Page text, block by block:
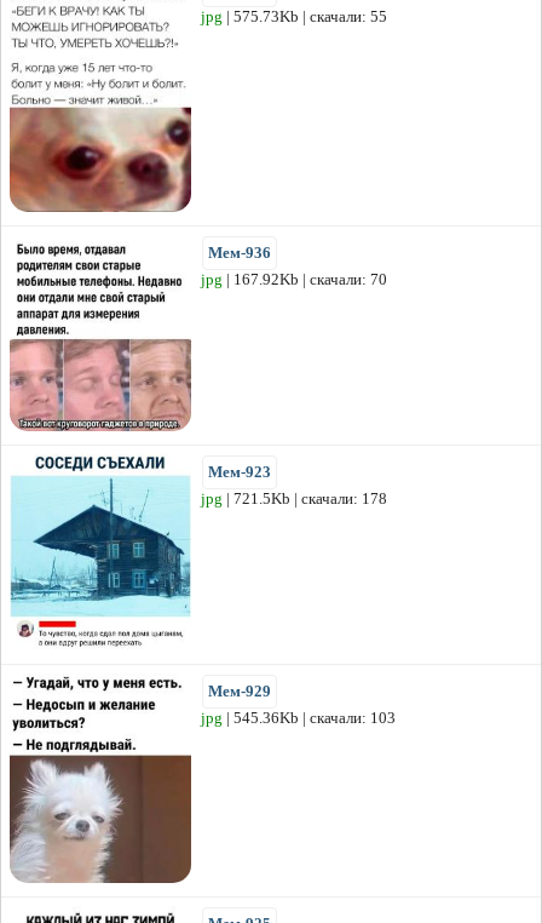
jpg | 575.73Kb | скачали: 55
Мем-936
jpg | 167.92Kb | скачали: 70
Мем-923
jpg | 721.5Kb | скачали: 178
Мем-929
jpg | 545.36Kb | скачали: 103